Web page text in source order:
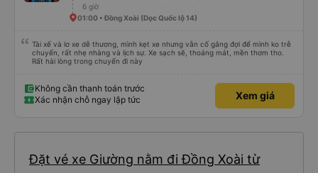
6 giờ
01:00 • Đồng Xoài (Dọc Quốc lộ 14)
Tài xế và lơ xe dễ thương, mình kẹt xe nhưng vẫn cố gắng đợi để mình ko trễ
chuyến, rất nhẹ nhàng và lịch sự. Xe sạch sẽ, thoáng mát, mền thơm tho.
Rất hài lòng trong chuyến đi này
Không cần thanh toán trước
Xác nhận chỗ ngay lập tức
Xem giá
Đặt vé xe Giường nằm đi Đồng Xoài từ